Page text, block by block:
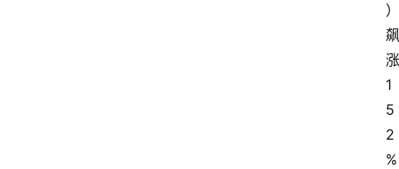
）
飙
涨
1
5
2
%